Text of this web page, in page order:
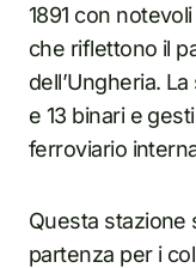
1891 con
che riflettono il
dell’Ungheria.
e 13 binari e
ferroviario
Questa stazione
partenza per i